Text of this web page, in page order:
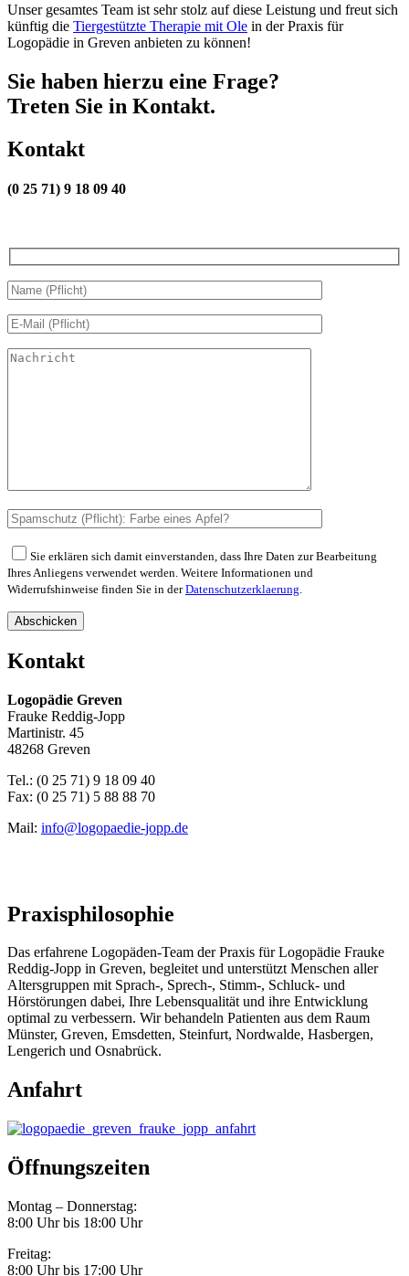
Unser gesamtes Team ist sehr stolz auf diese Leistung und freut sich
künftig die Tiergestützte Therapie mit Ole in der Praxis für
Logopädie in Greven anbieten zu können!
Sie haben hierzu eine Frage?
Treten Sie in Kontakt.
Kontakt
(0 25 71) 9 18 09 40
Sie erklären sich damit einverstanden, dass Ihre Daten zur Bearbeitung
Ihres Anliegens verwendet werden. Weitere Informationen und
Widerrufshinweise finden Sie in derDatenschutzerklaerung
Abschicken
Kontakt
Logopädie Greven
Frauke Reddig-Jopp
Martinistr. 45
48268 Greven
Tel.: (0 25 71) 9 18 09 40
Fax: (0 25 71) 5 88 88 70
Mail: info@logopaedie-jopp.de
Praxisphilosophie
Das erfahrene Logopäden-Team der Praxis für Logopädie Frauke
Reddig-Jopp in Greven, begleitet und unterstützt Menschen aller
Altersgruppen mit Sprach-, Sprech-, Stimm-, Schluck- und
Hörstörungen dabei, Ihre Lebensqualität und ihre Entwicklung
optimal zu verbessern. Wir behandeln Patienten aus dem Raum
Münster, Greven, Emsdetten, Steinfurt, Nordwalde, Hasbergen,
Lengerich und Osnabrück.
Anfahrt
Öffnungszeiten
Montag – Donnerstag:
8:00 Uhr bis 18:00 Uhr
Freitag:
8:00 Uhr bis 17:00 Uhr